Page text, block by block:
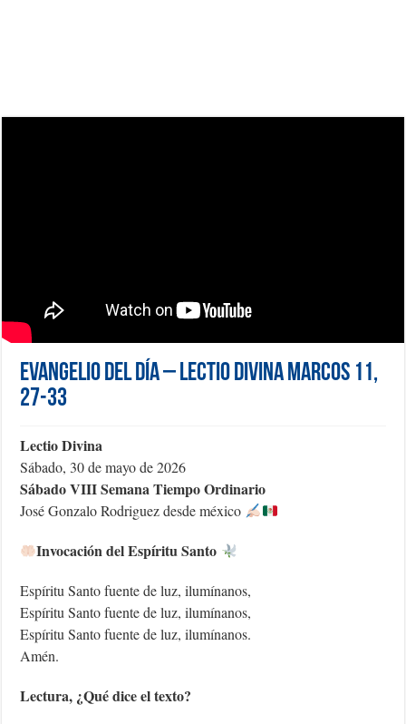
Evangelio del día – Lectio Divina Marcos 11,
27-33
Lectio Divina
Sábado, 30 de mayo de 2026
Sábado VIII Semana Tiempo Ordinario
José Gonzalo Rodriguez desde méxico
Invocación del Espíritu Santo
Espíritu Santo fuente de luz, ilumínanos,
Espíritu Santo fuente de luz, ilumínanos,
Espíritu Santo fuente de luz, ilumínanos.
Amén.
Lectura, ¿Qué dice el texto?